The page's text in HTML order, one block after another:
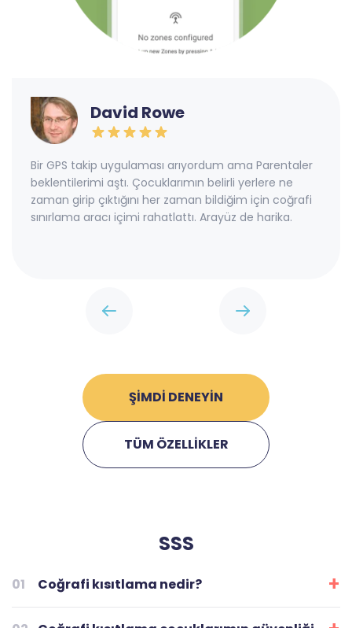
David Rowe
Bir GPS takip uygulaması arıyordum ama Parentaler
beklentilerimi aştı. Çocuklarımın belirli yerlere ne
zaman girip çıktığını her zaman bildiğim için coğrafi
sınırlama aracı içimi rahatlattı. Arayüz de harika.
ŞİMDİ DENEYİN
TÜM ÖZELLİKLER
SSS
01 Coğrafi kısıtlama nedir?